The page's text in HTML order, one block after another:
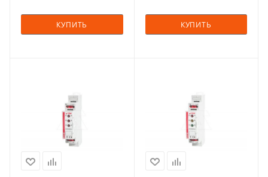
шт
КУПИТЬ
1
Единицы измерения
КУПИТЬ
Количество модулей
Срок поставки под
заказ
Количество модулей
Срок поставки под
заказ